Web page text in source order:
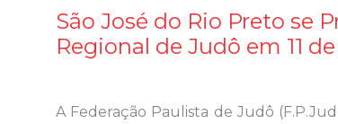
São José do Rio Preto se
Regional de Judô em 11
A Federação Paulista de Judô